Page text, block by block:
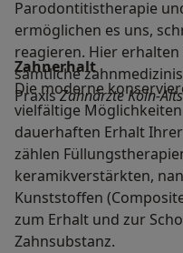
Parodontitistherapie
ermöglichen es uns,
reagieren. Hier
sämtliche
PraxisZahnärzte Köln-
Zahnerhalt
Die moderne
vielfältige
dauerhaften Erhalt
zählen
keramikverstärkten,
Kunststoffen
zum Erhalt und zur
Zahnsubstanz.